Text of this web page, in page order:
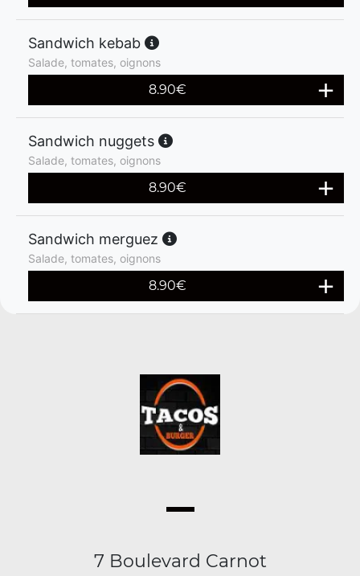
Sandwich kebab
Salade, tomates, oignons
8.90€
Sandwich nuggets
Salade, tomates, oignons
8.90€
Sandwich merguez
Salade, tomates, oignons
8.90€
7 Boulevard Carnot